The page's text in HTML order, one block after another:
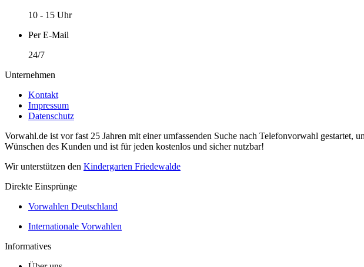
10 - 15 Uhr
Per E-Mail
24/7
Unternehmen
Kontakt
Impressum
Datenschutz
Vorwahl.de ist vor fast 25 Jahren mit einer umfassenden Suche nach Telefonvorwahl
Wünschen des Kunden und ist für jeden kostenlos und sicher nutzbar!
Wir unterstützen den Kindergarten Friedewalde
Direkte Einsprünge
Vorwahlen Deutschland
Internationale Vorwahlen
Informatives